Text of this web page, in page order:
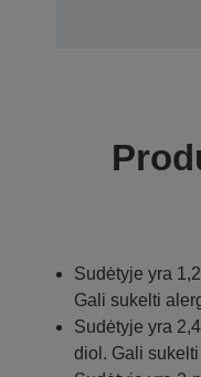
Sudėtyje yra
Gali sukelti
Sudėtyje yra
diol. Gali